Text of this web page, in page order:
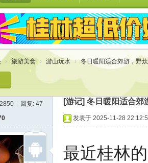
› 旅游美食 › 游山玩水 › 冬日暖阳适合郊游，野
回复: 47 [游记] 冬日暖阳适合郊
发表于 2025-11-28
最近桂林